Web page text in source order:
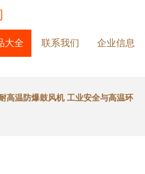
大全 联系我们 企业信息
高温防爆鼓风机 工业安全与高温环